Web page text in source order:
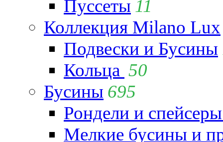
Пуссеты 11
Коллекция Milano Lux
Подвески и Бусины
Кольца 50
Бусины 695
Рондели и
Мелкие бусины и